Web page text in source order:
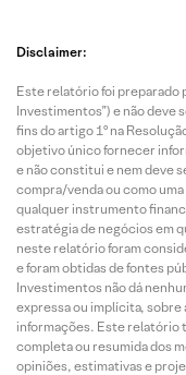
Disclaimer:
Este relatório foi preparado
Investimentos”) e não deve
fins do artigo 1º na
objetivo único fornecer
e não constitui e nem deve
compra/venda ou como
qualquer instrumento
estratégia de negócios em
neste relatório foram
e foram obtidas de fontes
Investimentos não dá
expressa ou implícita,
informações. Este relatório
completa ou resumida dos
opiniões, estimativas e